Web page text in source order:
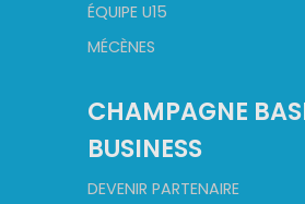
ÉQUIPE U15
MÉCÈNES
CHAMPAGNE
BUSINESS
DEVENIR PARTENAIRE